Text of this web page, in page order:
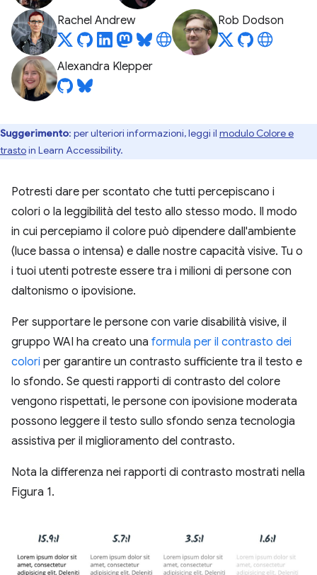
Rachel Andrew Rob Dodson
Alexandra Klepper
Suggerimento: per ulteriori informazioni, leggi il modulo Colore e
in Learn Accessibility.
Potresti dare per scontato che tutti percepiscano i
colori o la leggibilità del testo allo stesso modo. Il modo
in cui percepiamo il colore può dipendere dall'ambiente
(luce bassa o intensa) e dalle nostre capacità visive. Tu o
i tuoi utenti potreste essere tra i milioni di persone con
daltonismo o ipovisione.
Per supportare le persone con varie disabilità visive, il
gruppo WAI ha creato una formula per il contrasto dei
colori per garantire un contrasto sufficiente tra il testo e
lo sfondo. Se questi rapporti di contrasto del colore
vengono rispettati, le persone con ipovisione moderata
possono leggere il testo sullo sfondo senza tecnologia
assistiva per il miglioramento del contrasto.
Nota la differenza nei rapporti di contrasto mostrati nella
Figura 1.